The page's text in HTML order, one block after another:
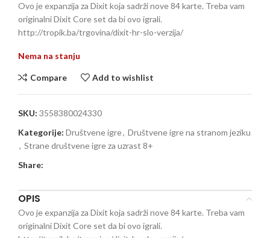
Ovo je expanzija za Dixit koja sadrži nove 84 karte. Treba vam
originalni Dixit Core set da bi ovo igrali.
http://tropik.ba/trgovina/dixit-hr-slo-verzija/
Nema na stanju
Compare Add to wishlist
SKU: 3558380024330
Kategorije: Društvene igre, Društvene igre na stranom jeziku
, Strane društvene igre za uzrast 8+
Share:
OPIS
Ovo je expanzija za Dixit koja sadrži nove 84 karte. Treba vam
originalni Dixit Core set da bi ovo igrali.